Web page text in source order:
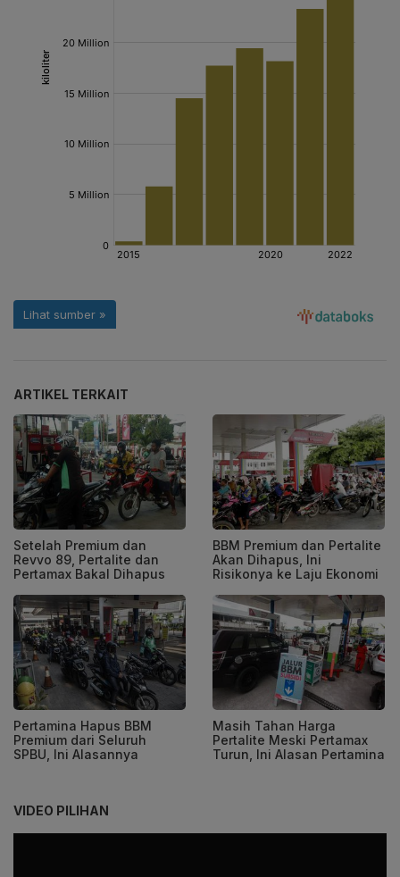
ARTIKEL TERKAIT
Setelah Premium dan
Revvo 89, Pertalite dan
Pertamax Bakal Dihapus
BBM Premium dan Pertalite
Akan Dihapus, Ini
Risikonya ke Laju Ekonomi
Pertamina Hapus BBM
Premium dari Seluruh
SPBU, Ini Alasannya
Masih Tahan Harga
Pertalite Meski Pertamax
Turun, Ini Alasan Pertamina
VIDEO PILIHAN